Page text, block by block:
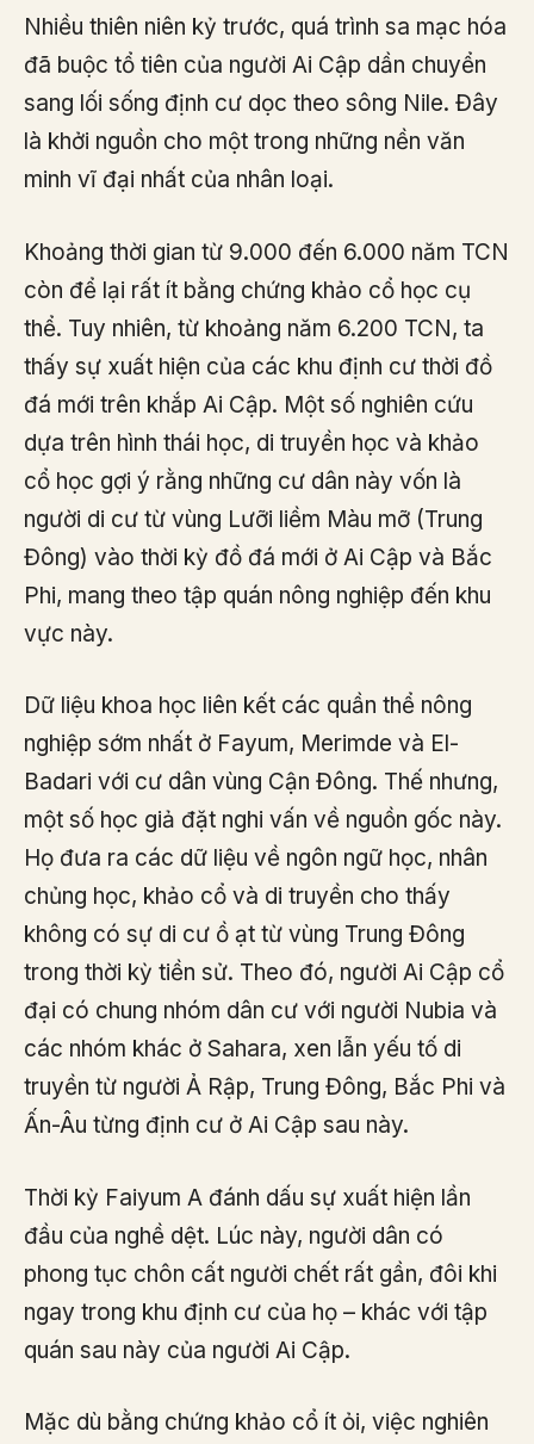
Nhiều thiên niên kỷ trước, quá trình sa mạc hóa
đã buộc tổ tiên của người Ai Cập dần chuyển
sang lối sống định cư dọc theo sông Nile. Đây
là khởi nguồn cho một trong những nền văn
minh vĩ đại nhất của nhân loại.
Khoảng thời gian từ 9.000 đến 6.000 năm TCN
còn để lại rất ít bằng chứng khảo cổ học cụ
thể. Tuy nhiên, từ khoảng năm 6.200 TCN, ta
thấy sự xuất hiện của các khu định cư thời đồ
đá mới trên khắp Ai Cập. Một số nghiên cứu
dựa trên hình thái học, di truyền học và khảo
cổ học gợi ý rằng những cư dân này vốn là
người di cư từ vùng Lưỡi liềm Màu mỡ (Trung
Đông) vào thời kỳ đồ đá mới ở Ai Cập và Bắc
Phi, mang theo tập quán nông nghiệp đến khu
vực này.
Dữ liệu khoa học liên kết các quần thể nông
nghiệp sớm nhất ở Fayum, Merimde và El-
Badari với cư dân vùng Cận Đông. Thế nhưng,
một số học giả đặt nghi vấn về nguồn gốc này.
Họ đưa ra các dữ liệu về ngôn ngữ học, nhân
chủng học, khảo cổ và di truyền cho thấy
không có sự di cư ồ ạt từ vùng Trung Đông
trong thời kỳ tiền sử. Theo đó, người Ai Cập cổ
đại có chung nhóm dân cư với người Nubia và
các nhóm khác ở Sahara, xen lẫn yếu tố di
truyền từ người Ả Rập, Trung Đông, Bắc Phi và
Ấn-Âu từng định cư ở Ai Cập sau này.
Thời kỳ Faiyum A đánh dấu sự xuất hiện lần
đầu của nghề dệt. Lúc này, người dân có
phong tục chôn cất người chết rất gần, đôi khi
ngay trong khu định cư của họ – khác với tập
quán sau này của người Ai Cập.
Mặc dù bằng chứng khảo cổ ít ỏi, việc nghiên